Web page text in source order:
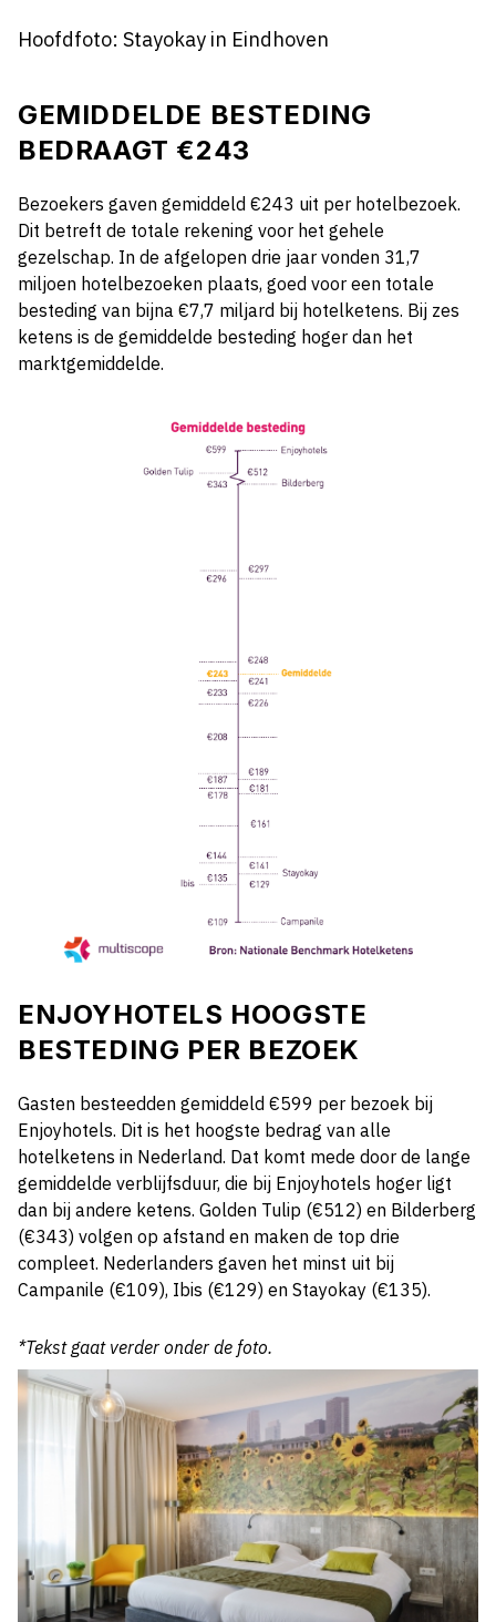
Hoofdfoto: Stayokay in Eindhoven
GEMIDDELDE BESTEDING
BEDRAAGT €243
Bezoekers gaven gemiddeld €243 uit per hotelbezoek.
Dit betreft de totale rekening voor het gehele
gezelschap. In de afgelopen drie jaar vonden 31,7
miljoen hotelbezoeken plaats, goed voor een totale
besteding van bijna €7,7 miljard bij hotelketens. Bij zes
ketens is de gemiddelde besteding hoger dan het
marktgemiddelde.
ENJOYHOTELS HOOGSTE
BESTEDING PER BEZOEK
Gasten besteedden gemiddeld €599 per bezoek bij
Enjoyhotels. Dit is het hoogste bedrag van alle
hotelketens in Nederland. Dat komt mede door de lange
gemiddelde verblijfsduur, die bij Enjoyhotels hoger ligt
dan bij andere ketens. Golden Tulip (€512) en Bilderberg
(€343) volgen op afstand en maken de top drie
compleet. Nederlanders gaven het minst uit bij
Campanile (€109), Ibis (€129) en Stayokay (€135).
*Tekst gaat verder onder de foto.